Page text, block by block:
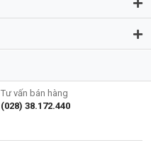
Tư vấn bán hàng
(028) 38.172.440